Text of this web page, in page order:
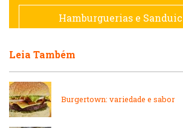
Francesa
Hamburguerias e
Leia Também
Burgertown: variedade e sabor